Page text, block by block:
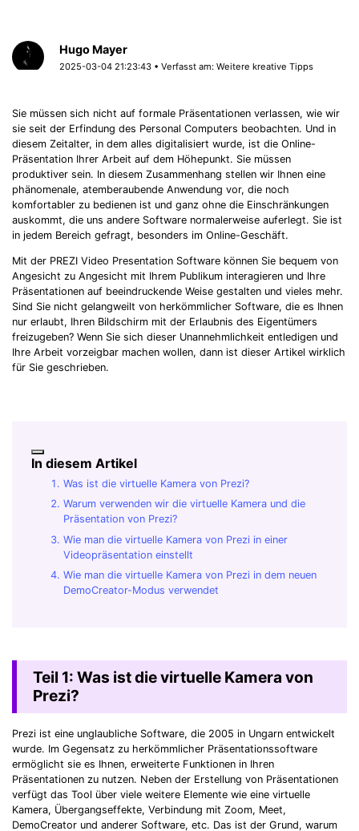
Hugo Mayer
2025-03-04 21:23:43 • Verfasst am:Weitere kreative Tipps
Sie müssen sich nicht auf formale Präsentationen verlassen, wie wir
sie seit der Erfindung des Personal Computers beobachten. Und in
diesem Zeitalter, in dem alles digitalisiert wurde, ist die Online-
Präsentation Ihrer Arbeit auf dem Höhepunkt. Sie müssen
produktiver sein. In diesem Zusammenhang stellen wir Ihnen eine
phänomenale, atemberaubende Anwendung vor, die noch
komfortabler zu bedienen ist und ganz ohne die Einschränkungen
auskommt, die uns andere Software normalerweise auferlegt. Sie ist
in jedem Bereich gefragt, besonders im Online-Geschäft.
Mit der PREZI Video Presentation Software können Sie bequem von
Angesicht zu Angesicht mit Ihrem Publikum interagieren und Ihre
Präsentationen auf beeindruckende Weise gestalten und vieles mehr.
Sind Sie nicht gelangweilt von herkömmlicher Software, die es Ihnen
nur erlaubt, Ihren Bildschirm mit der Erlaubnis des Eigentümers
freizugeben? Wenn Sie sich dieser Unannehmlichkeit entledigen und
Ihre Arbeit vorzeigbar machen wollen, dann ist dieser Artikel wirklich
für Sie geschrieben.
In diesem Artikel
Was ist die virtuelle Kamera von Prezi?
Warum verwenden wir die virtuelle Kamera und die
Präsentation von Prezi?
Wie man die virtuelle Kamera von Prezi in einer
Videopräsentation einstellt
Wie man die virtuelle Kamera von Prezi in dem neuen
DemoCreator-Modus verwendet
Teil 1: Was ist die virtuelle Kamera von
Prezi?
Prezi ist eine unglaubliche Software, die 2005 in Ungarn entwickelt
wurde. Im Gegensatz zu herkömmlicher Präsentationssoftware
ermöglicht sie es Ihnen, erweiterte Funktionen in Ihren
Präsentationen zu nutzen. Neben der Erstellung von Präsentationen
verfügt das Tool über viele weitere Elemente wie eine virtuelle
Kamera, Übergangseffekte, Verbindung mit Zoom, Meet,
DemoCreator und anderer Software, etc. Das ist der Grund, warum